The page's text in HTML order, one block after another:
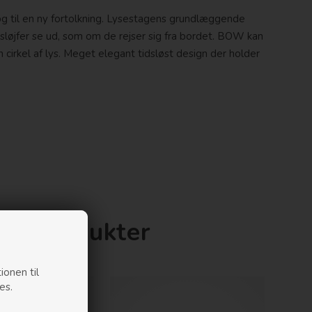
til
til en ny fortolkning. Lysestagens grundlæggende
se ud, som om de rejser sig fra bordet. BOW kan
cirkel af lys. Meget elegant tidsløst design der holder
produkter